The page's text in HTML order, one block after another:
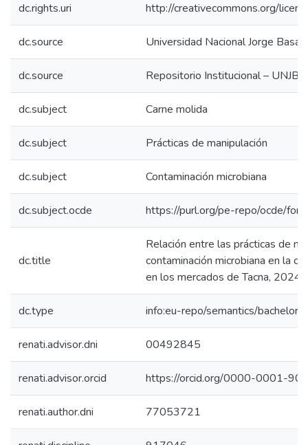
dc.rights.uri http://creativecommons.org/
dc.source Universidad Nacional Jorge
dc.source Repositorio Institucional – UNJBG
dc.subject Carne molida
dc.subject Prácticas de manipulación
dc.subject Contaminación microbiana
dc.subject.ocde https://purl.org/pe-repo/ocde/
dc.title
Relación entre las prácticas de
contaminación microbiana en la
en los mercados de Tacna, 2024
dc.type info:eu-repo/semantics/
renati.advisor.dni 00492845
renati.advisor.orcid https://orcid.org/0000-0001-
renati.author.dni 77053721